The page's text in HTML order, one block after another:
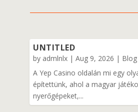
UNTITLED
by admlnlx |Aug 9, 2026 | Blog
A Yep Casino oldalán mi egy
építettünk, ahol a magyar
nyerőgépeket,...